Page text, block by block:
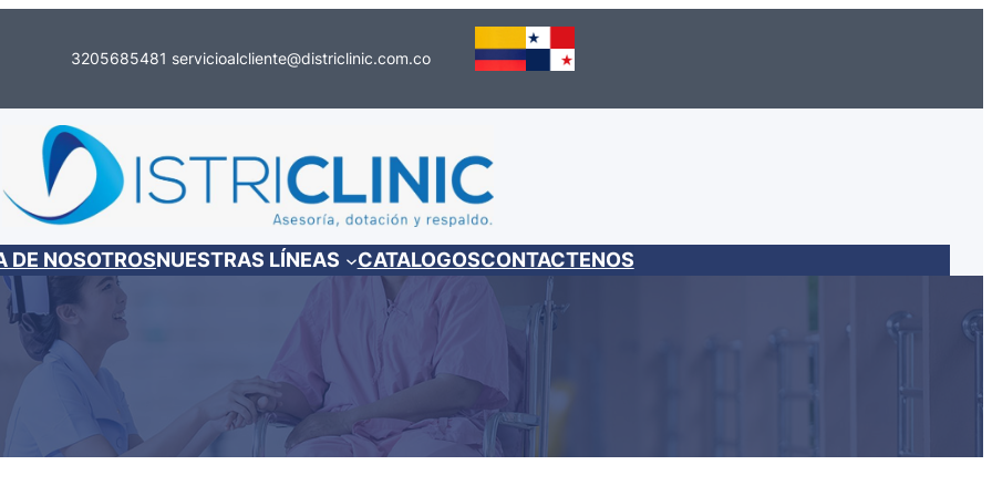
3205685481 servicioalcliente@districlinic.com.co
DE NOSOTROSNUESTRAS LÍNEAS CATALOGOSCONTACTENOS